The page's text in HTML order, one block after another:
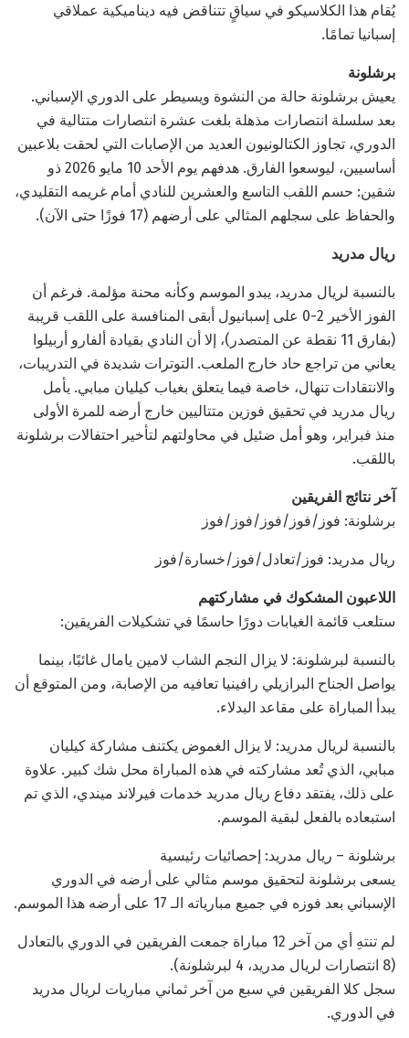
يُقام هذا الكلاسيكو في سياقٍ تتناقض فيه ديناميكية عملاقي
إسبانيا تمامًا.
برشلونة
يعيش برشلونة حالة من النشوة ويسيطر على الدوري الإسباني.
بعد سلسلة انتصارات مذهلة بلغت عشرة انتصارات متتالية في
الدوري، تجاوز الكتالونيون العديد من الإصابات التي لحقت بلاعبين
أساسيين، ليوسعوا الفارق. هدفهم يوم الأحد 10 مايو 2026 ذو
شقين: حسم اللقب التاسع والعشرين للنادي أمام غريمه التقليدي،
والحفاظ على سجلهم المثالي على أرضهم (17 فوزًا حتى الآن).
ريال مدريد
بالنسبة لريال مدريد، يبدو الموسم وكأنه محنة مؤلمة. فرغم أن
الفوز الأخير 2-0 على إسبانيول أبقى المنافسة على اللقب قريبة
(بفارق 11 نقطة عن المتصدر)، إلا أن النادي بقيادة ألفارو أربيلوا
يعاني من تراجع حاد خارج الملعب. التوترات شديدة في التدريبات،
والانتقادات تنهال، خاصة فيما يتعلق بغياب كيليان مبابي. يأمل
ريال مدريد في تحقيق فوزين متتاليين خارج أرضه للمرة الأولى
منذ فبراير، وهو أمل ضئيل في محاولتهم لتأخير احتفالات برشلونة
باللقب.
آخر نتائج الفريقين
برشلونة: فوز/فوز/فوز/فوز/فوز
ريال مدريد: فوز/تعادل/فوز/خسارة/فوز
اللاعبون المشكوك في مشاركتهم
ستلعب قائمة الغيابات دورًا حاسمًا في تشكيلات الفريقين:
بالنسبة لبرشلونة: لا يزال النجم الشاب لامين يامال غائبًا، بينما
يواصل الجناح البرازيلي رافينيا تعافيه من الإصابة، ومن المتوقع أن
يبدأ المباراة على مقاعد البدلاء.
بالنسبة لريال مدريد: لا يزال الغموض يكتنف مشاركة كيليان
مبابي، الذي تُعد مشاركته في هذه المباراة محل شك كبير. علاوة
على ذلك، يفتقد دفاع ريال مدريد خدمات فيرلاند ميندي، الذي تم
استبعاده بالفعل لبقية الموسم.
برشلونة – ريال مدريد: إحصائيات رئيسية
يسعى برشلونة لتحقيق موسم مثالي على أرضه في الدوري
الإسباني بعد فوزه في جميع مبارياته الـ 17 على أرضه هذا الموسم.
لم تنتهِ أي من آخر 12 مباراة جمعت الفريقين في الدوري بالتعادل
(8 انتصارات لريال مدريد، 4 لبرشلونة).
سجل كلا الفريقين في سبع من آخر ثماني مباريات لريال مدريد
في الدوري.